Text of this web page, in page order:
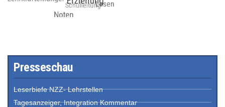
Presseschau
Leserbiefe NZZ- Lehrstellen
Tagesanzeiger, Integration Kommentar